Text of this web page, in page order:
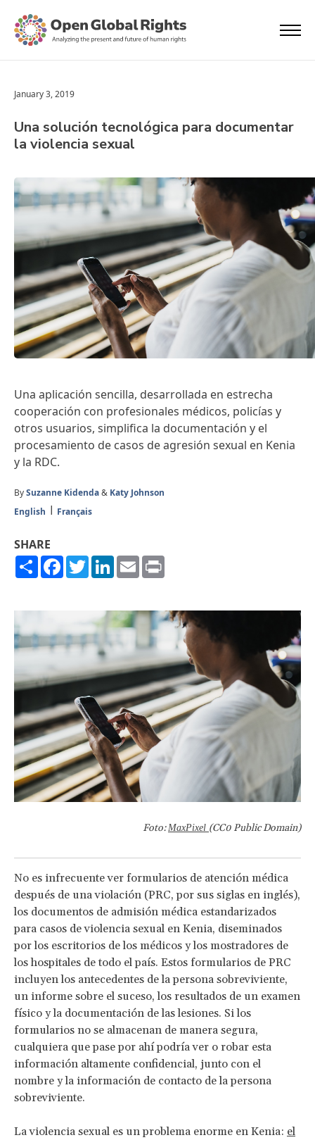
January 3, 2019
Una solución tecnológica para documentar
la violencia sexual
Una aplicación sencilla, desarrollada en estrecha
cooperación con profesionales médicos, policías y
otros usuarios, simplifica la documentación y el
procesamiento de casos de agresión sexual en Kenia
y la RDC.
BySuzanne Kidenda& Katy Johnson
English
Français
SHARE
ShareFacebook
TwitterLinkedIn
Email
Foto: MaxPixel (CC0 Public Domain)
No es infrecuente ver formularios de atención médica
después de una violación (PRC, por sus siglas en inglés),
los documentos de admisión médica estandarizados
para casos de violencia sexual en Kenia, diseminados
por los escritorios de los médicos y los mostradores de
los hospitales de todo el país. Estos formularios de PRC
incluyen los antecedentes de la persona sobreviviente,
un informe sobre el suceso, los resultados de un examen
físico y la documentación de las lesiones. Si los
formularios no se almacenan de manera segura,
cualquiera que pase por ahí podría ver o robar esta
información altamente confidencial, junto con el
nombre y la información de contacto de la persona
sobreviviente.
La violencia sexual es un problema enorme en Kenia: el